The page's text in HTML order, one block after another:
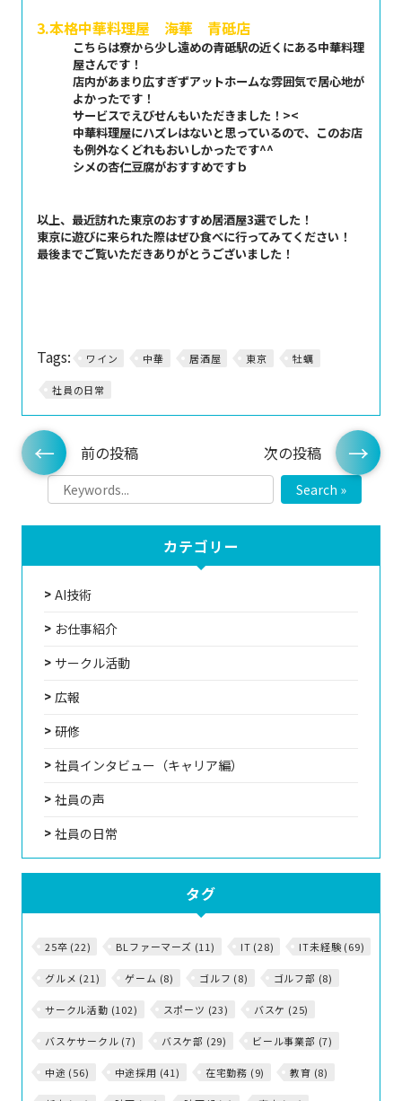
3.本格中華料理屋 海華 青砥店
こちらは寮から少し遠めの青砥駅の近くにある中華料理
屋さんです！
店内があまり広すぎずアットホームな雰囲気で居心地が
よかったです！
サービスでえびせんもいただきました！><
中華料理屋にハズレはないと思っているので、このお店
も例外なくどれもおいしかったです^^
シメの杏仁豆腐がおすすめですｂ
以上、最近訪れた東京のおすすめ居酒屋3選でした！
東京に遊びに来られた際はぜひ食べに行ってみてください！
最後までご覧いただきありがとうございました！
Tags: ワイン 中華 居酒屋 東京 牡蠣
社員の日常
前の投稿 次の投稿
Search »
カテゴリー
AI技術
お仕事紹介
サークル活動
広報
研修
社員インタビュー（キャリア編）
社員の声
社員の日常
タグ
25卒 (22) BLファーマーズ (11) IT (28) IT未経験 (69)
グルメ (21) ゲーム (8) ゴルフ (8) ゴルフ部 (8)
サークル活動 (102) スポーツ (23) バスケ (25)
バスケサークル (7) バスケ部 (29) ビール事業部 (7)
中途 (56) 中途採用 (41) 在宅勤務 (9) 教育 (8)